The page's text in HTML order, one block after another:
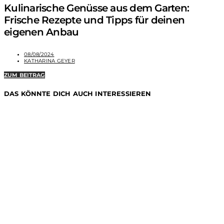
Kulinarische Genüsse aus dem Garten:
Frische Rezepte und Tipps für deinen
eigenen Anbau
08/08/2024
KATHARINA GEYER
ZUM BEITRAG
DAS KÖNNTE DICH AUCH INTERESSIEREN